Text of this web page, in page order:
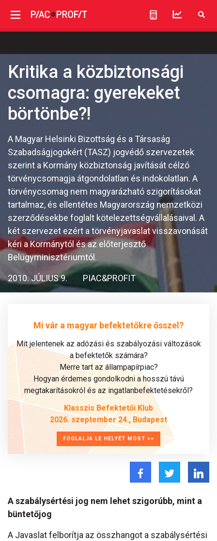
Kritika a közbiztonsági
csomagra: gyerekeket
börtönbe?!
A Magyar Helsinki Bizottság és a Társaság
Szabadságjogokért (TASZ) jogvédő szervezetek
szerint a Kormány közbiztonság javítását célzó
törvénycsomagja átgondolatlan és indokolatlan. A
törvénycsomag nem magyarázható szigorításokat
tartalmaz, és ellentétes Magyarország nemzetközi
szerződésekbe foglalt kötelezettségvállalásaival. A
két szervezet ezért a törvényjavaslat visszavonását
kéri a Kormánytól és az előterjesztő
Belügyminisztériumtól.
2010. JÚLIUS 9. PIAC&PROFIT
Mi vár a magyar befektetőkre ősszel?
Mit jelentenek az adózási és szabályozási változások
a befektetők számára?
Merre tart az állampapírpiac?
Hogyan érdemes gondolkodni a hosszú távú
megtakarításokról és az ingatlanbefektetésekről?
Klasszis Befektetői Klub
2026. szeptember 24., Budapest
FOGLALJA LE HELYÉT MOST >>
A szabálysértési jog nem lehet szigorúbb, mint a
büntetőjog
A Javaslat felborítja az összhangot a szabálysértési